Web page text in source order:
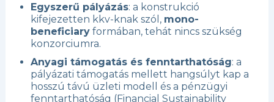
Egyszerű pályázás: a konstrukció
kifejezetten kkv-knak szól, mono-
beneficiary formában, tehát nincs szükség
konzorciumra.
Anyagi támogatás és fenntarthatóság: a
pályázati támogatás mellett hangsúlyt kap a
hosszú távú üzleti modell és a pénzügyi
fenntarthatóság (Financial Sustainability